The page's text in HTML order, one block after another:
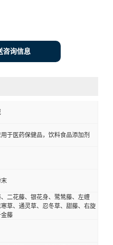
咨询信息
于医药保健品，饮料食品添加剂
二花藤、银花身、鹭鸶藤、左缠
草、通灵草、忍冬草、甜藤、右旋
藤